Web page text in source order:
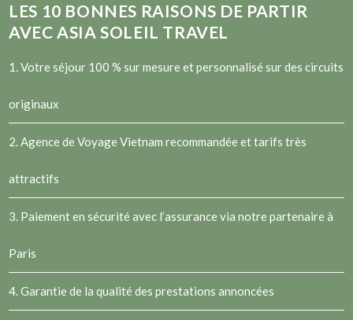
LES 10 BONNES RAISONS DE PARTIR
AVEC ASIA SOLEIL TRAVEL
1. Votre séjour 100 % sur mesure et personnalisé sur des circuits
originaux
2.Agence de Voyage Vietnam recommandée et tarifs très
attractifs
3. Paiement en sécurité avec l’assurance via notre partenaire à
Paris
4. Garantie de la qualité des prestations annoncées